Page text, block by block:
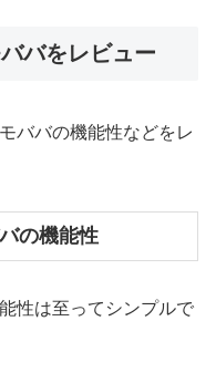
バをレビュー
ババの機能性などをレ
の機能性
性は至ってシンプルで